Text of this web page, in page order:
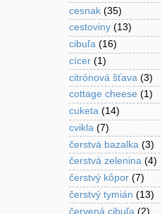
cesnak (35)
cestoviny (13)
cibuľa (16)
cícer (1)
citrónová šťava (3)
cottage cheese (1)
cuketa (14)
cvikla (7)
čerstvá bazalka (3)
čerstvá zelenina (4)
čerstvý kôpor (7)
čerstvý tymián (13)
červená cibuľa (2)